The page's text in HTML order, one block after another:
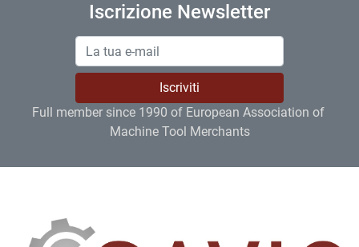
Iscrizione Newsletter
Iscriviti
Full member since 1990 of European Association of
Machine Tool Merchants